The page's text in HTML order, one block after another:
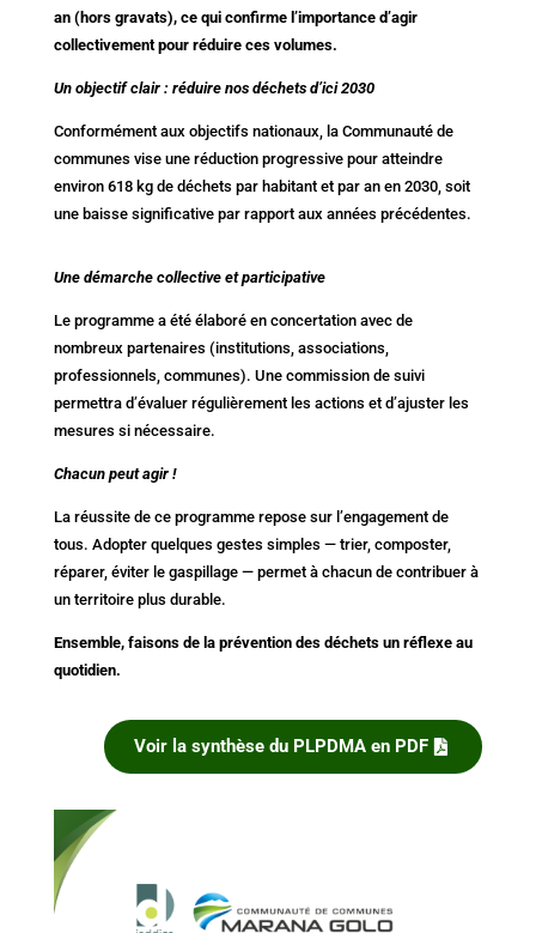
an (hors gravats), ce qui confirme l’importance d’agir
collectivement pour réduire ces volumes.
Un objectif clair : réduire nos déchets d’ici 2030
Conformément aux objectifs nationaux, la Communauté de
communes vise une réduction progressive pour atteindre
environ 618 kg de déchets par habitant et par an en 2030, soit
une baisse significative par rapport aux années précédentes.
Une démarche collective et participative
Le programme a été élaboré en concertation avec de
nombreux partenaires (institutions, associations,
professionnels, communes). Une commission de suivi
permettra d’évaluer régulièrement les actions et d’ajuster les
mesures si nécessaire.
Chacun peut agir !
La réussite de ce programme repose sur l’engagement de
tous. Adopter quelques gestes simples — trier, composter,
réparer, éviter le gaspillage — permet à chacun de contribuer à
un territoire plus durable.
Ensemble, faisons de la prévention des déchets un réflexe au
quotidien.
Voir la synthèse du PLPDMA en PDF